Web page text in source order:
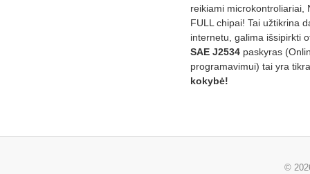
reikiami microkontroliariai,
FULL chipai! Tai užtikrina
internetu, galima išsipirkti
SAE J2534 paskyras
programavimui) tai yra
kokybė!
©